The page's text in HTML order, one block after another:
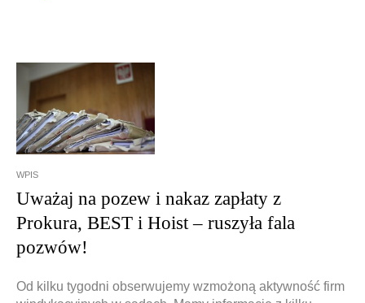
WPIS
Uważaj na pozew i nakaz zapłaty z
Prokura, BEST i Hoist – ruszyła fala
pozwów!
Od kilku tygodni obserwujemy wzmożoną aktywność firm